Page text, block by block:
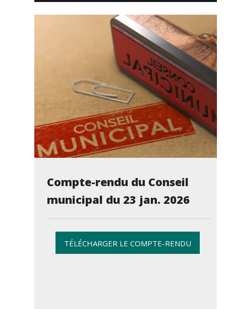
Compte-rendu du Conseil
municipal du 23 jan. 2026
TÉLÉCHARGER LE COMPTE-RENDU